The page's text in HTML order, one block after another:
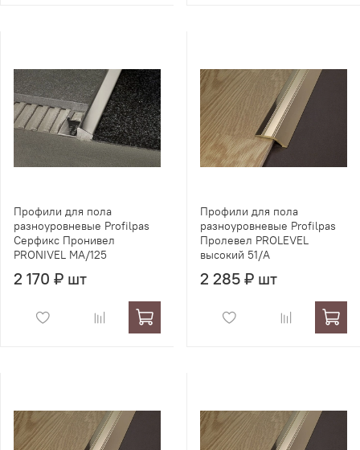
Профили для пола
разноуровневые Profilpas
Серфикс Пронивел
PRONIVEL MA/125
2 170 ₽ шт
Профили для пола
разноуровневые Profilpas
Пролевел PROLEVEL
высокий 51/A
2 285 ₽ шт